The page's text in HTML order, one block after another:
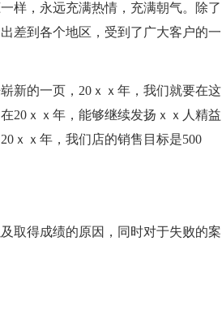
样，永远充满热情，充满朝气。除了
差到各个地区，受到了广大客户的一
的一页，20ｘｘ年，我们就要在这
20ｘｘ年，能够继续发扬ｘｘ人精益
ｘｘ年，我们店的销售目标是500
取得成绩的原因，同时对于失败的案